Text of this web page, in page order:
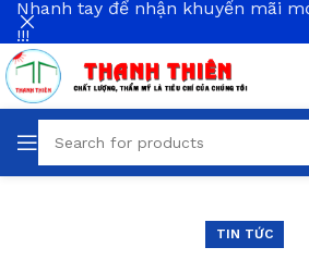
TIN TỨC
Nhanh tay để nhận khuyến mãi
!!!